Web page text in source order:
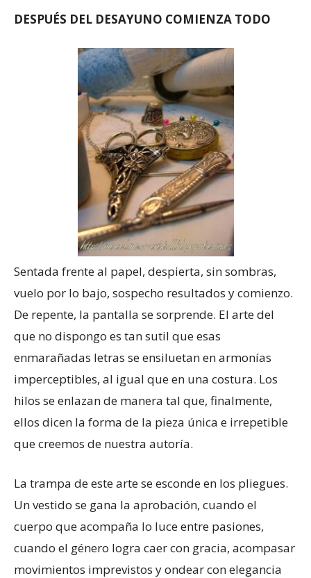
DESPUÉS DEL DESAYUNO COMIENZA TODO
Sentada frente al papel, despierta, sin sombras,
vuelo por lo bajo, sospecho resultados y comienzo.
De repente, la pantalla se sorprende. El arte del
que no dispongo es tan sutil que esas
enmarañadas letras se ensiluetan en armonías
imperceptibles, al igual que en una costura. Los
hilos se enlazan de manera tal que, finalmente,
ellos dicen la forma de la pieza única e irrepetible
que creemos de nuestra autoría.
La trampa de este arte se esconde en los pliegues.
Un vestido se gana la aprobación, cuando el
cuerpo que acompaña lo luce entre pasiones,
cuando el género logra caer con gracia, acompasar
movimientos imprevistos y ondear con elegancia